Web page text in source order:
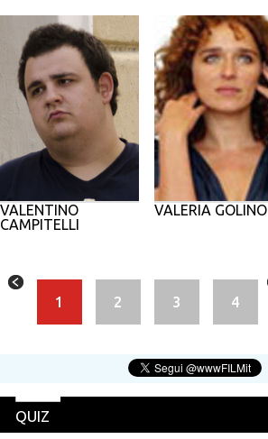
VALENTINO
CAMPITELLI
VALERIA GOLINO
1 2 3 4
QUIZ